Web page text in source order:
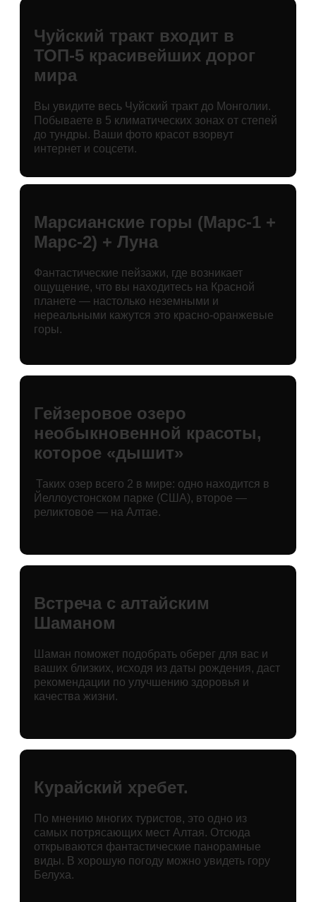
Чуйский тракт входит в
ТОП-5 красивейших дорог
мира
Вы увидите весь Чуйский тракт до Монголии.
Побываете в 5 климатических зонах от степей
до тундры. Ваши фото красот взорвут
интернет и соцсети.
Марсианские горы (Марс-1 +
Марс-2) + Луна
Фантастические пейзажи, где возникает
ощущение, что вы находитесь на Красной
планете — настолько неземными и
нереальными кажутся это красно-оранжевые
горы.
Гейзеровое озеро
необыкновенной красоты,
которое «дышит»
Таких озер всего 2 в мире: одно находится в
Йеллоустонском парке (США), второе —
реликтовое — на Алтае.
Встреча с алтайским
Шаманом
Шаман поможет подобрать оберег для вас и
ваших близких, исходя из даты рождения, даст
рекомендации по улучшению здоровья и
качества жизни.
Курайский хребет.
По мнению многих туристов, это одно из
самых потрясающих мест Алтая. Отсюда
открываются фантастические панорамные
виды. В хорошую погоду можно увидеть гору
Белуха.